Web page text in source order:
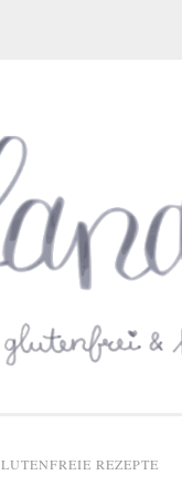
REZEPTE